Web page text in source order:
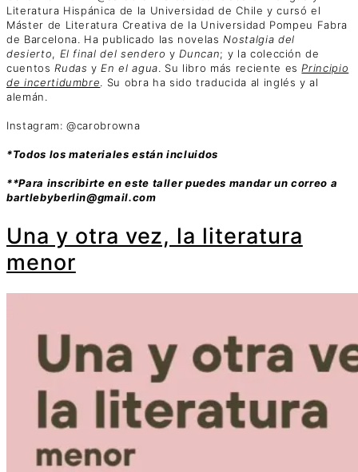
Literatura Hispánica de la Universidad de Chile y cursó el
Máster de Literatura Creativa de la Universidad Pompeu Fabra
de Barcelona. Ha publicado las novelasNostalgia del
desierto, El final del sendero yDuncan; y la colección de
cuentosRudas yEn el agua. Su libro más reciente esPrincipio
de incertidumbre. Su obra ha sido traducida al inglés y al
alemán.
Instagram: @carobrowna
*Todos los materiales están incluidos
**Para inscribirte en este taller puedes mandar un correo a
bartlebyberlin@gmail.com
Una y otra vez, la literatura
menor